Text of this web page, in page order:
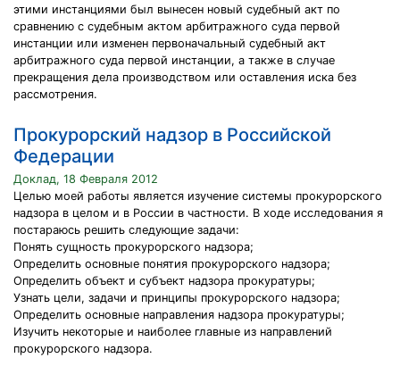
этими инстанциями был вынесен новый судебный акт по
сравнению с судебным актом арбитражного суда первой
инстанции или изменен первоначальный судебный акт
арбитражного суда первой инстанции, а также в случае
прекращения дела производством или оставления иска без
рассмотрения.
Прокурорский надзор в Российской
Федерации
Доклад, 18 Февраля 2012
Целью моей работы является изучение системы прокурорского
надзора в целом и в России в частности. В ходе исследования я
постараюсь решить следующие задачи:
Понять сущность прокурорского надзора;
Определить основные понятия прокурорского надзора;
Определить объект и субъект надзора прокуратуры;
Узнать цели, задачи и принципы прокурорского надзора;
Определить основные направления надзора прокуратуры;
Изучить некоторые и наиболее главные из направлений
прокурорского надзора.